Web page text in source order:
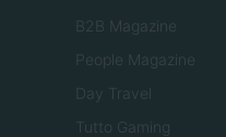
B2B Magazine
People Magazine
Day Travel
Tutto Gaming